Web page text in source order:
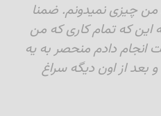
من چیزی نمیدونم. ضمنا
این که تمام کاری که من
انجام دادم منحصر به یه
و بعد از اون دیگه سراغ